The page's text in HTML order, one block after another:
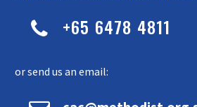

 +65 6478 4811
or send us an email: